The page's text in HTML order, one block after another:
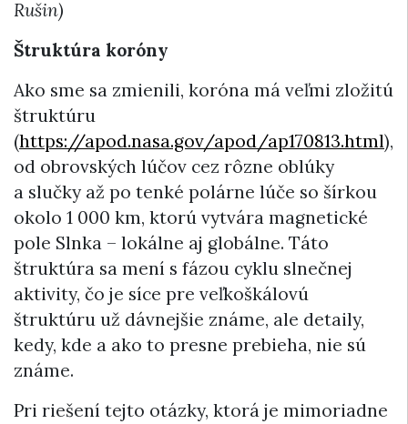
Rušin)
Štruktúra koróny
Ako sme sa zmienili, koróna má veľmi zložitú
štruktúru
(https://apod.nasa.gov/apod/ap170813.html),
od obrovských lúčov cez rôzne oblúky
a slučky až po tenké polárne lúče so šírkou
okolo 1 000 km, ktorú vytvára magnetické
pole Slnka – lokálne aj globálne. Táto
štruktúra sa mení s fázou cyklu slnečnej
aktivity, čo je síce pre veľkoškálovú
štruktúru už dávnejšie známe, ale detaily,
kedy, kde a ako to presne prebieha, nie sú
známe.
Pri riešení tejto otázky, ktorá je mimoriadne